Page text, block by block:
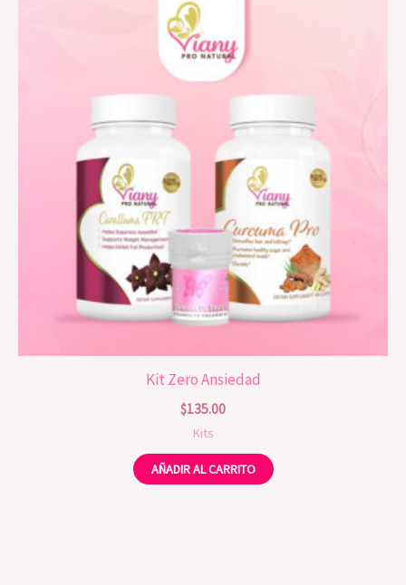
Kit Zero Ansiedad
$135.00
Kits
AÑADIR AL CARRITO